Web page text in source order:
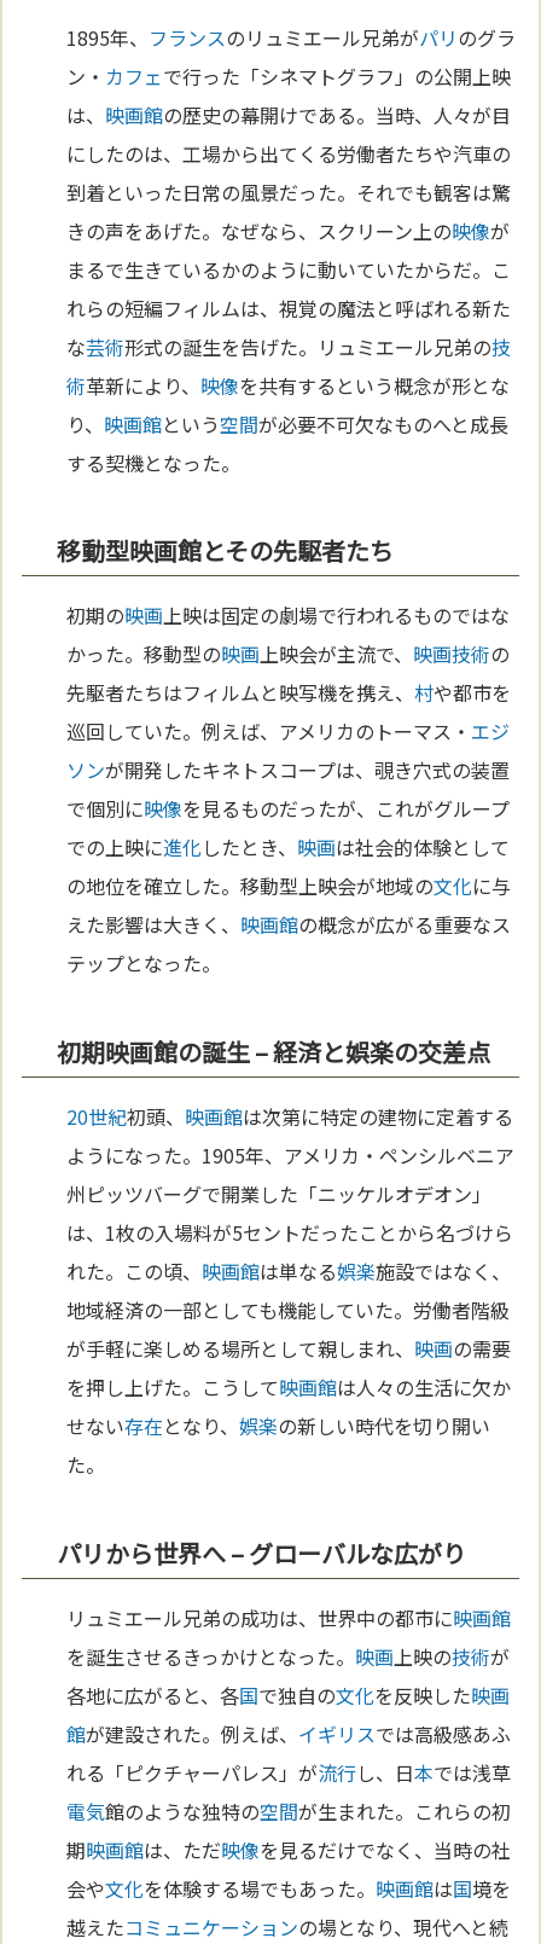
1895年、 フランスのリュミエール兄弟がパリのグラ
ン・ カフェで行った「シネマトグラフ」の公開上映
は、 映画館の歴史の幕開けである。当時、人々が目
にしたのは、工場から出てくる労働者たちや汽車の
到着といった日常の風景だった。それでも観客は驚
きの声をあげた。なぜなら、スクリーン上の映像が
まるで生きているかのように動いていたからだ。こ
れらの短編フィルムは、視覚の魔法と呼ばれる新た
な芸術形式の誕生を告げた。リュミエール兄弟の技
術革新により、 映像を共有するという概念が形とな
り、 映画館という空間が必要不可欠なものへと成長
する契機となった。
移動型映画館とその先駆者たち
初期の映画上映は固定の劇場で行われるものではな
かった。移動型の映画上映会が主流で、 映画技術の
先駆者たちはフィルムと映写機を携え、村や都市を
巡回していた。例えば、アメリカのトーマス・ エジ
ソンが開発したキネトスコープは、覗き穴式の装置
で個別に映像を見るものだったが、これがグループ
での上映に進化したとき、 映画は社会的体験として
の地位を確立した。移動型上映会が地域の文化に与
えた影響は大きく、 映画館の概念が広がる重要なス
テップとなった。
初期映画館の誕生 – 経済と娯楽の交差点
20世紀初頭、 映画館は次第に特定の建物に定着する
ようになった。1905年、アメリカ・ペンシルベニア
州ピッツバーグで開業した「ニッケルオデオン」
は、1枚の入場料が5セントだったことから名づけら
れた。この頃、 映画館は単なる娯楽施設ではなく、
地域経済の一部としても機能していた。労働者階級
が手軽に楽しめる場所として親しまれ、 映画の需要
を押し上げた。こうして映画館は人々の生活に欠か
せない存在となり、娯楽の新しい時代を切り開い
た。
パリから世界へ – グローバルな広がり
リュミエール兄弟の成功は、世界中の都市に映画館
を誕生させるきっかけとなった。 映画上映の技術が
各地に広がると、各国で独自の文化を反映した映画
館が建設された。例えば、 イギリスでは高級感あふ
れる「ピクチャーパレス」が流行し、日本では浅草
電気館のような独特の空間が生まれた。これらの初
期映画館は、ただ映像を見るだけでなく、当時の社
会や文化を体験する場でもあった。 映画館は国境を
越えたコミュニケーションの場となり、現代へと続